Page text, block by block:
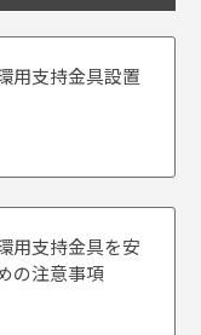
用支持金具設置
用支持金具を安
の注意事項